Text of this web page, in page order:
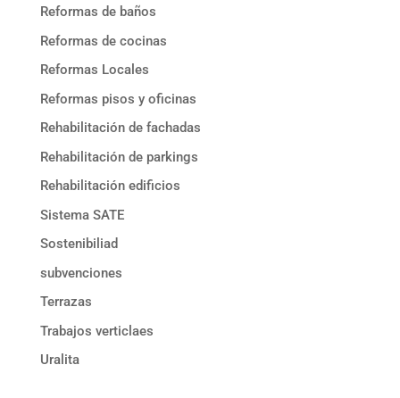
Reformas de baños
Reformas de cocinas
Reformas Locales
Reformas pisos y oficinas
Rehabilitación de fachadas
Rehabilitación de parkings
Rehabilitación edificios
Sistema SATE
Sostenibiliad
subvenciones
Terrazas
Trabajos verticlaes
Uralita